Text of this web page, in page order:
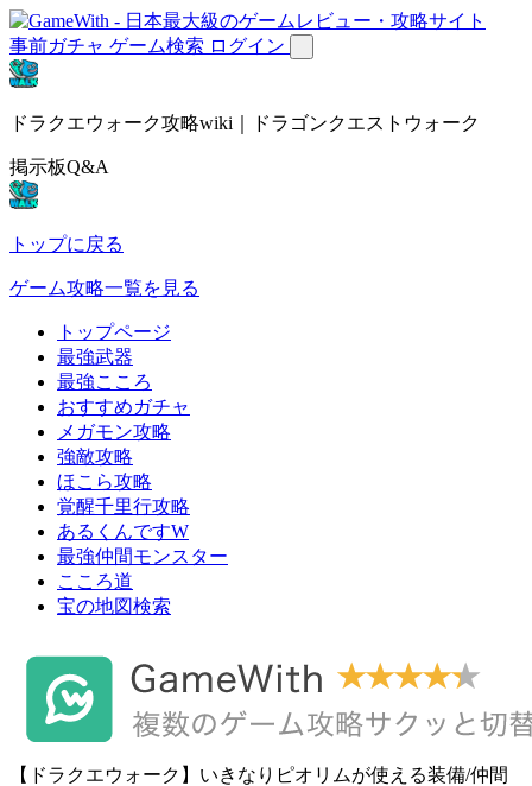
事前ガチャ ゲーム検索 ログイン
ドラクエウォーク攻略wiki｜ドラゴンクエストウォーク
掲示板Q&A
トップに戻る
ゲーム攻略一覧を見る
トップページ
最強武器
最強こころ
おすすめガチャ
メガモン攻略
強敵攻略
ほこら攻略
覚醒千里行攻略
あるくんですW
最強仲間モンスター
こころ道
宝の地図検索
【ドラクエウォーク】いきなりピオリムが使える装備/仲間